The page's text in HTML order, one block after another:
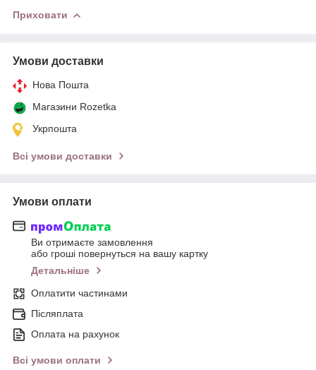
Приховати
Умови доставки
Нова Пошта
Магазини Rozetka
Укрпошта
Всі умови доставки
Умови оплати
Ви отримаєте замовлення
або гроші повернуться на вашу картку
Детальніше
Оплатити частинами
Післяплата
Оплата на рахунок
Всі умови оплати